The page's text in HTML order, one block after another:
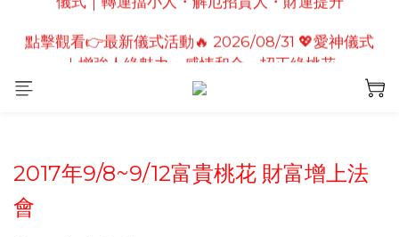
情定善緣桃花燈｜泰國高僧祈願點燈儀式
｜增強人緣魅力・感情和合・招正緣桃花
點擊觀看👉最新儀式活動🔥2026/08/19 💗2026七夕
2017年9/8~9/12富貴桃花 財富增上法
會